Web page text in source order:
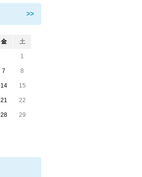
>>
金 土
1
7 8
14 15
21 22
28 29